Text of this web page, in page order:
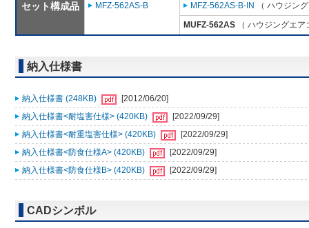
セット構成品
MFZ-562AS-B
MFZ-562AS-B-IN
（ ハウジン
MUFZ-562AS （ ハウジングエ
納入仕様書
納入仕様書 (248KB)
[2012/06/20]
納入仕様書<耐塩害仕様> (420KB)
[2022/09/29]
納入仕様書<耐重塩害仕様> (420KB)
[2022/09/29]
納入仕様書<防食仕様A> (420KB)
[2022/09/29]
納入仕様書<防食仕様B> (420KB)
[2022/09/29]
CADシンボル